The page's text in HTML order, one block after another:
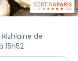
Rizhlaine de
15h52